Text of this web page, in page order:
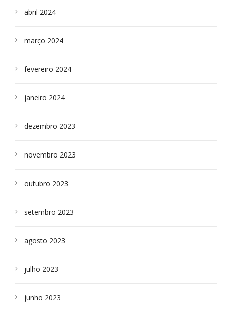
abril 2024
março 2024
fevereiro 2024
janeiro 2024
dezembro 2023
novembro 2023
outubro 2023
setembro 2023
agosto 2023
julho 2023
junho 2023